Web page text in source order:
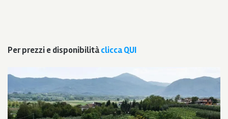
Per prezzi e disponibilitàclicca QUI